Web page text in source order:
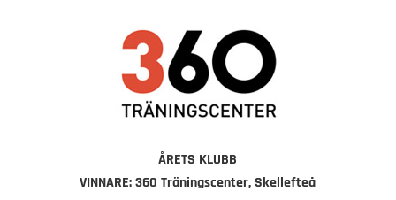
ÅRETS KLUBB
VINNARE: 360 Träningscenter, Skellefteå